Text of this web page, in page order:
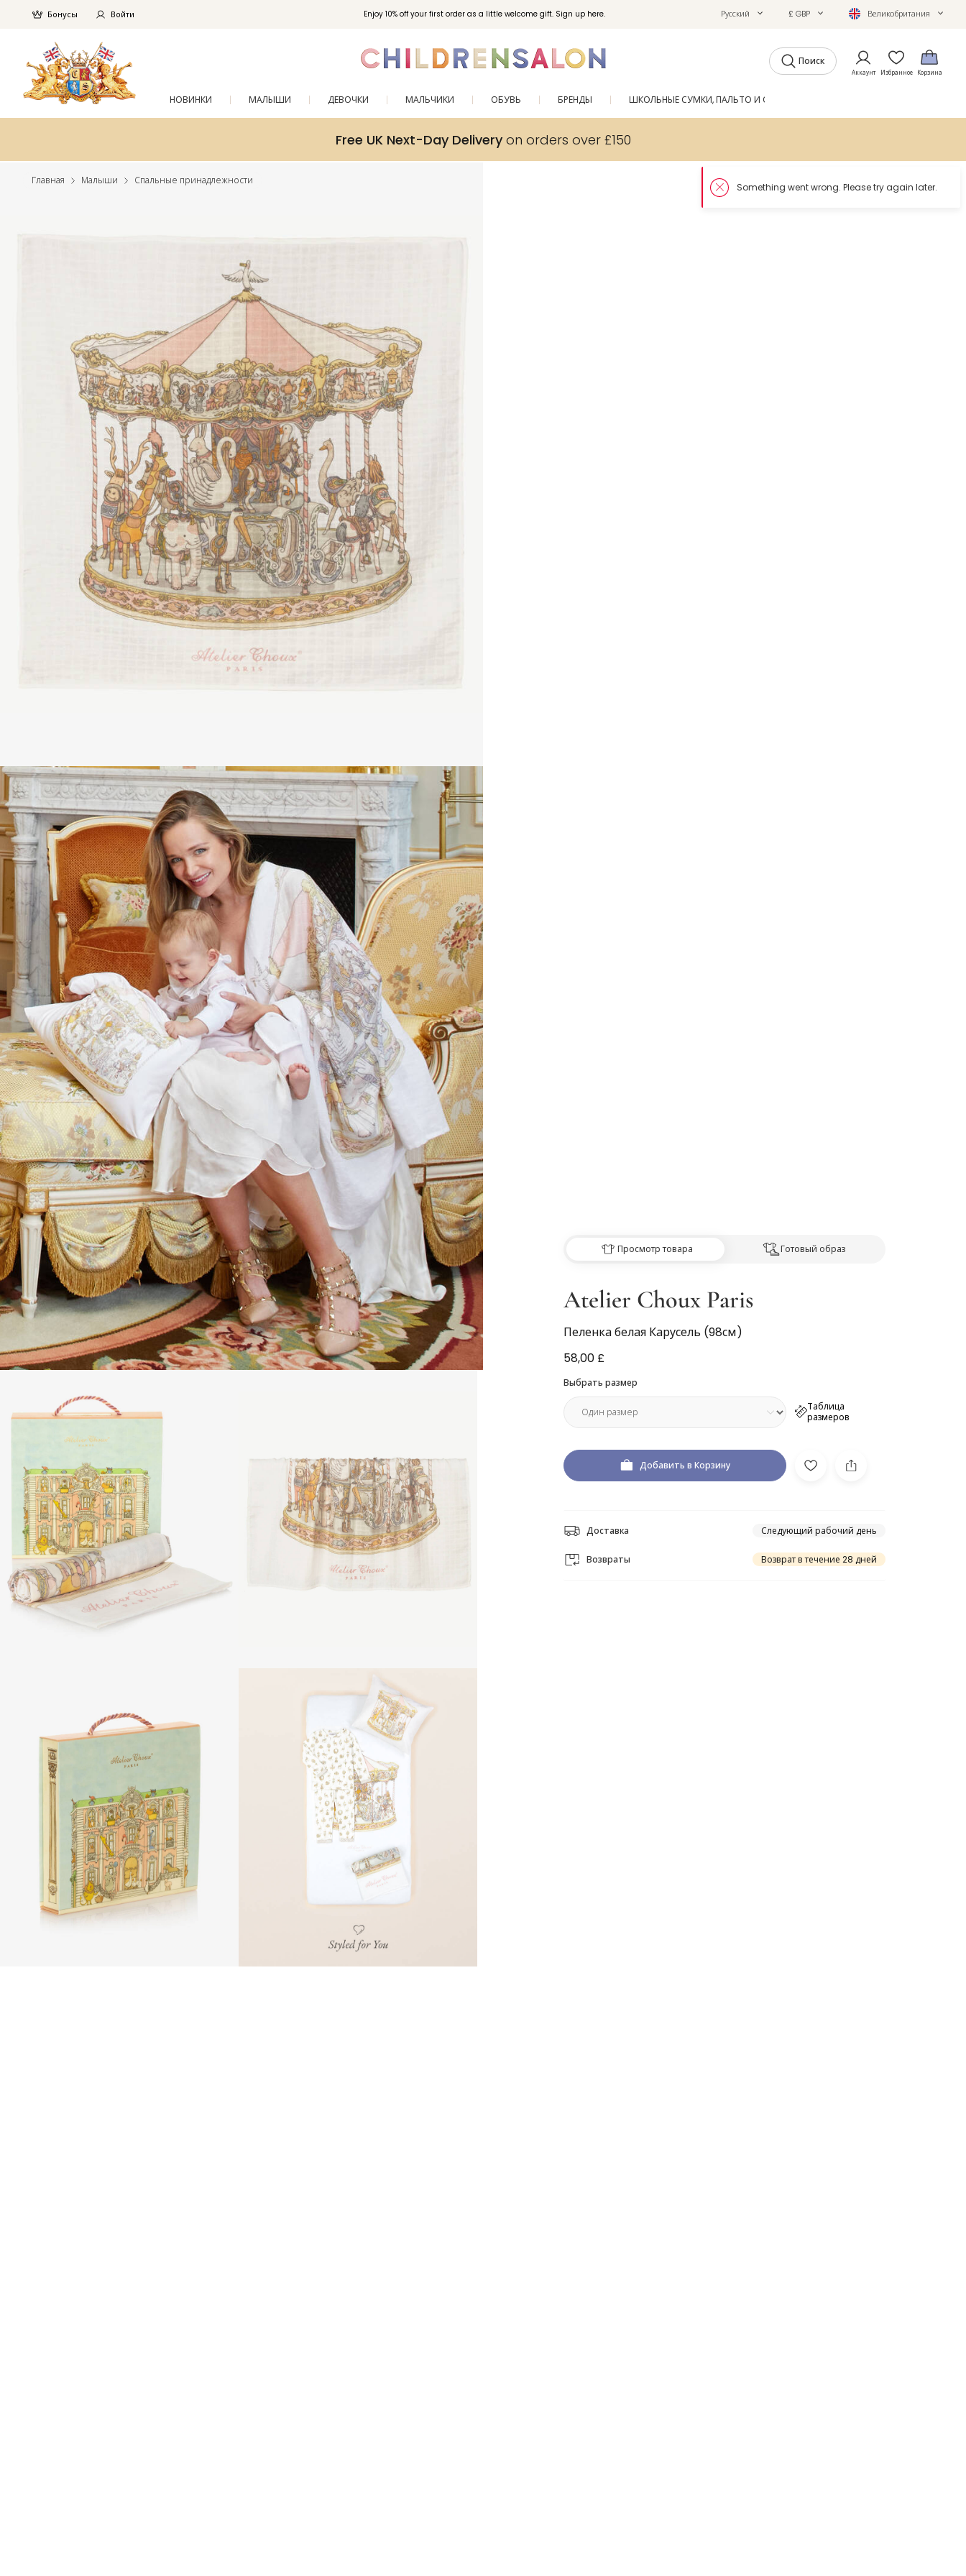
Enjoy 10% off your first order as a little welcome gift. Sign up here.
Бонусы Войти Русский £ GBP Великобритания
Поиск
Аккаунт Избранное Корзина
НОВИНКИ МАЛЫШИ ДЕВОЧКИ МАЛЬЧИКИ ОБУВЬ БРЕНДЫ ШКОЛЬНЫЕ СУМКИ, ПАЛЬТО И ОБУВЬ
Free UK Next-Day Deliveryon orders over £150
Главная Малыши Спальные принадлежности
Просмотр товара Готовый образ
Atelier Choux Paris
Пеленка белая Карусель (98см)
58,00 £
Выбрать размер
Таблица
размеров
Добавить в Корзину
Доставка Следующий рабочий день
Возвраты Возврат в течение 28 дней